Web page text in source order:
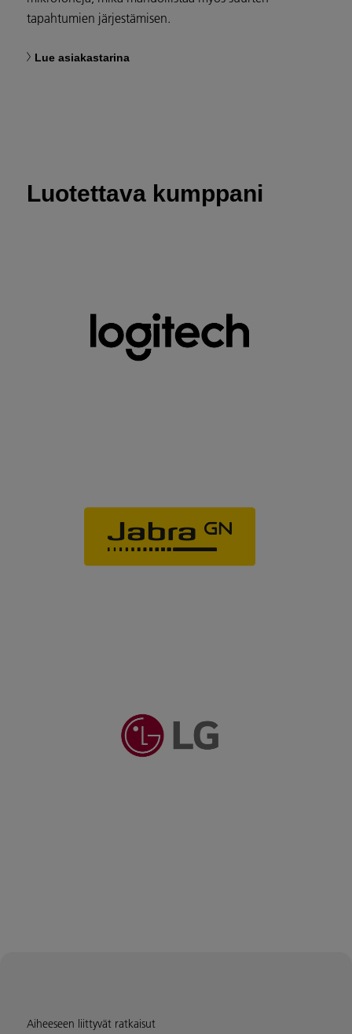
tapahtumien järjestämisen.
Lue asiakastarina
Luotettava kumppani
Aiheeseen liittyvät ratkaisut